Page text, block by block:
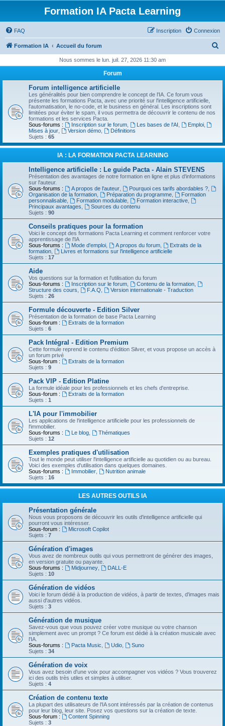
Formation IA Pacta Learning
FAQ Connexion
Inscription
Formation IA Accueil du forum
h
e
Nous sommes le lun. juil. 27, 2026 11:30 am
Forum
Forum intelligence artificielle
Les généralités pour bien comprendre le concept de l'IA. Ce forum vous
présente les formations Pacta, avec une priorité sur l'intelligence artificielle,
l'automatisation, le no-code, et le business en général. Les inscriptions sont
limitées pour éviter le spam, il vous permettra de découvrir le contenu de nos
formations et les services Pacta.
Sous-forums :
Inscription sur le forum, Les bases de l'AI Emploi,
Mises à jour
Version démo,
Définitions
Sujets : 65
IA : LA FORMATION PACTA LEARNING
Intelligence artificielle : Le guide Pacta - Alain STEVENS
Présentation des avantages de notre formation en ligne et plus d'informations
sur l'auteur.
Sous-forums :
A propos de l'auteur, Pourquoi ces tarifs abordables ?,
Organisation de la formation
Préparation du programme,
Formation
personnalisable
Formation modulable, Formation interactive,
Principaux avantages
Sources du contenu
Sujets : 90
Conseils pratiques pour la formation
Voici le concept des formations Pacta Learning et comment renforcer votre
apprentissage de l'IA
Sous-forums :
Mode d'emploi, A propos du forum,
Extraits de la
formation
Livres et formations sur l'intelligence artificielle
Sujets : 17
Aide
Vos questions sur la formation et l'utilisation du forum
Sous-forums :
Inscription sur le forum, Contenu de la formation,
Structure des cours
F.A.Q
Version internationale - Traduction
Sujets : 26
Formule découverte - Edition Silver
Présentation de la formation de base Pacta Learning
Sous-forum :
Extraits de la formation
Sujets : 6
Pack Intégral - Edition Premium
Cette formule reprend le contenu d'édition Silver, et vous propose un accès à
un forum privé
Sous-forum :
Extraits de la formation
Sujets : 9
Pack VIP - Edition Platine
La formule idéale pour les professionnels et les chefs d'entreprise.
Sous-forum :
Extraits de la formation
Sujets : 1
L'IA pour l'immobilier
Les applications de l'intelligence artificielle pour les professionnels de
l'immobilier.
Sous-forums :
Le blog,
Thématiques
Sujets : 12
Exemples pratiques d'utilisation
Tout le monde peut utiliser l'intelligence artificielle au quotidien ou au bureau.
Voici des exemples d'utilisation dans quelques domaines.
Sous-forums :
Immobilier,
Nutrition animale
Sujets : 16
LES AUTRES OUTILS IA
Présentation générale
Nous vous proposons de découvrir les outils d'intelligence artificielle qui
pourront vous intéresser.
Sous-forum :
Microsoft Copilot
Sujets : 7
Génération d'images
Vous avez de nombreux outils qui vous permettront de générer des images,
en version gratuite ou payante.
Sous-forums :
Midjourney,
DALL-E
Sujets : 10
Génération de vidéos
Voici le forum dédié à la production de vidéos, à partir de textes, d'images mais
aussi d'autres vidéos.
Sujets : 3
Génération de musique
Savez-vous que vous pouvez créer votre musique ou votre chanson
simplement avec un prompt ? Ce forum est dédié à la création musicale avec
l'IA.
Sous-forums :
Pacta Music Udio,
Suno
Sujets : 34
Génération de voix
Vous avez besoin d'une voix pour accompagner vos vidéos ? Vous trouverez
ici des outils très utiles et simples à utiliser.
Sujets : 4
Création de contenu texte
La plupart des utilisateurs de l'IA sont intéressés par la création de contenus
pour leur blog, leur site. Posez vos questions sur la création de texte.
Sous-forum :
Content Spinning
Sujets : 3